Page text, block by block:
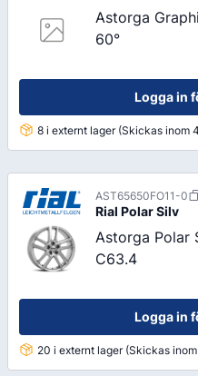
Astorga
60°
Logga in
8 i externt lager (Skickas inom
AST65650FO11-0
Rial Polar Silv
Astorga Polar
C63.4
Logga in
20 i externt lager (Skickas